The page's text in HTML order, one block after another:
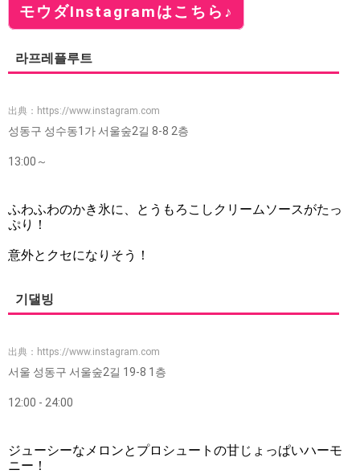
モウダInstagramはこちら♪
라프레플루트
出典： https://www.instagram.com
성동구 성수동1가 서울숲2길 8-8 2층
13:00～
ふわふわのかき氷に、とうもろこしクリームソースがたっ
ぷり！
意外とクセになりそう！
기댈빙
出典： https://www.instagram.com
서울 성동구 서울숲2길 19-8 1층
12:00 - 24:00
ジューシーなメロンとプロシュートの甘じょっぱいハーモ
ニー！